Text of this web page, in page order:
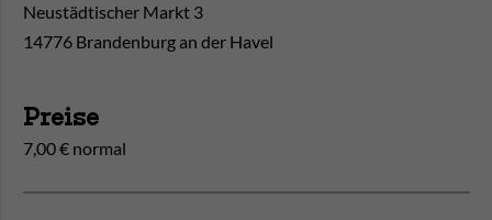
Neustädtischer Markt 3
14776 Brandenburg an der Havel
Preise
7,00 € normal